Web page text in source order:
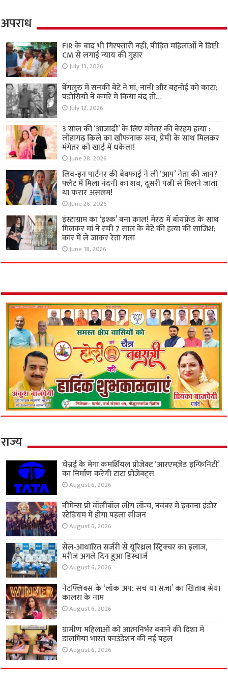
अपराध
FIR के बाद भी गिरफ्तारी नहीं, पीड़ित महिलाओं ने डिप्टी
CM से लगाई न्याय की गुहार
July 13, 2026
बेंगलुरु में सनकी बेटे ने मां, नानी और बहनोई को काटा;
पड़ोसियों ने कमरे में किया बंद तो…
July 12, 2026
3 साल की ‘आजादी’ के लिए मंगेतर की बेरहम हत्या :
लोहागढ़ किले का खौफनाक सच, प्रेमी के साथ मिलकर
मंगेतर को खाई में धकेला!
June 28, 2026
लिव-इन पार्टनर की बेवफाई ने ली ‘आप’ नेता की जान?
फ्लैट में मिला नंदनी का शव, दूसरी पत्नी से मिलने जाता
था फरार असलम!
June 26, 2026
इंस्टाग्राम का ‘इश्क’ बना काल! मेरठ में बॉयफ्रेंड के साथ
मिलकर मां ने रची 7 साल के बेटे की हत्या की साजिश;
कार में ले जाकर रेता गला
June 18, 2026
राज्य
चेन्नई के मेगा कमर्शियल प्रोजेक्ट ‘आरएमज़ेड इन्फिनिटी’
का निर्माण करेगी टाटा प्रोजेक्ट्स
August 6, 2026
वीमेन्स प्रो वॉलीबॉल लीग लॉन्च, नवंबर में इकाना इंडोर
स्टेडियम में होगा पहला सीजन
August 6, 2026
सेल-आधारित सर्जरी से यूरिथ्रल स्ट्रिक्चर का इलाज,
मरीज अगले दिन हुआ डिस्चार्ज
August 6, 2026
नेटफ्लिक्स के ‘लॉक अप: सच या सज़ा’ का खिताब श्रेया
कालरा के नाम
August 6, 2026
ग्रामीण महिलाओं को आत्मनिर्भर बनाने की दिशा में
डालमिया भारत फाउंडेशन की नई पहल
August 6, 2026